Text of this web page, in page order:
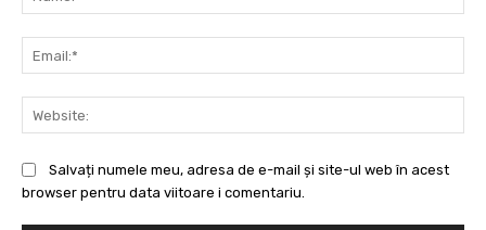
Salvați numele meu, adresa de e-mail și site-ul web în acest
browser pentru data viitoare i comentariu.